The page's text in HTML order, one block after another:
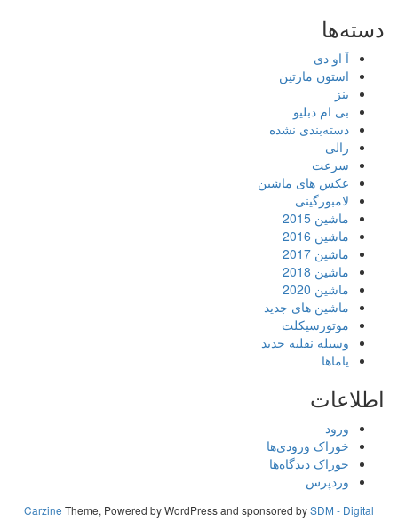
دسته‌ها
آ او دی
استون مارتین
بنز
بی ام دبلیو
دسته‌بندی نشده
رالی
سرعت
عکس های ماشین
لامبورگینی
ماشین 2015
ماشین 2016
ماشین 2017
ماشین 2018
ماشین 2020
ماشین های جدید
موتورسیکلت
وسیله نقلیه جدید
یاماها
اطلاعات
ورود
خوراک ورودی‌ها
خوراک دیدگاه‌ها
وردپرس
CarzineTheme, Powered by WordPress and sponsored bySDM - Digital